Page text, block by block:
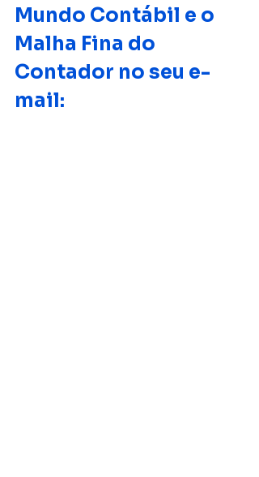
Mundo Contábil e o
Malha Fina do
Contador no seu e-
mail: